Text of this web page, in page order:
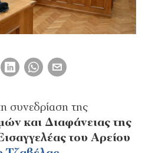
συνεδρίαση της
και Διαφάνειας της
του Αρείου